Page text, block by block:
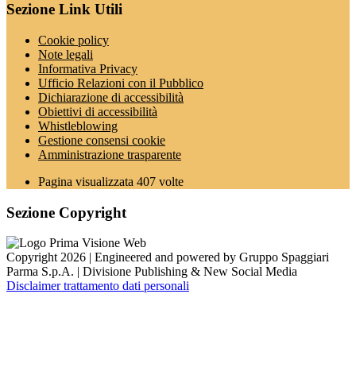
Sezione Link Utili
Cookie policy
Note legali
Informativa Privacy
Ufficio Relazioni con il Pubblico
Dichiarazione di accessibilità
Obiettivi di accessibilità
Whistleblowing
Gestione consensi cookie
Amministrazione trasparente
Pagina visualizzata 407 volte
Sezione Copyright
Copyright 2026 | Engineered and powered by Gruppo Spaggiari
Parma S.p.A. | Divisione Publishing & New Social Media
Disclaimer trattamento dati personali